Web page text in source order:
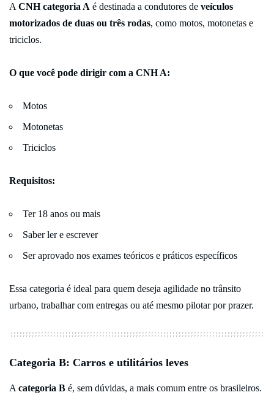
ACNH categoria A é destinada a condutores de veículos
motorizados de duas ou três rodas, como motos, motonetas e
triciclos.
O que você pode dirigir com a CNH A:
Motos
Motonetas
Triciclos
Requisitos:
Ter 18 anos ou mais
Saber ler e escrever
Ser aprovado nos exames teóricos e práticos específicos
Essa categoria é ideal para quem deseja agilidade no trânsito
urbano, trabalhar com entregas ou até mesmo pilotar por prazer.
Categoria B: Carros e utilitários leves
Acategoria B é, sem dúvidas, a mais comum entre os brasileiros.